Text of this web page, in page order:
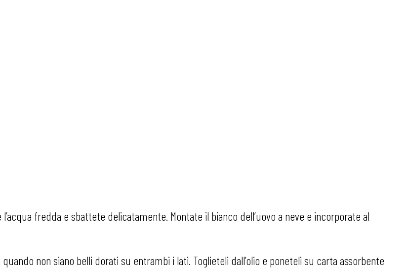
fredda e sbattete delicatamente. Montate il bianco dell’uovo a neve e incorporate al
non siano belli dorati su entrambi i lati. Toglieteli dall’olio e poneteli su carta assorbente